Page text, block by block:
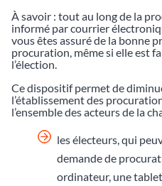
À savoir : tout au long de la
informé par courrier
vous êtes assuré de la bonne
procuration, même si elle est
l’élection.
Ce dispositif permet de
l’établissement des
l’ensemble des acteurs de la
les électeurs, qui
demande de
ordinateur, une